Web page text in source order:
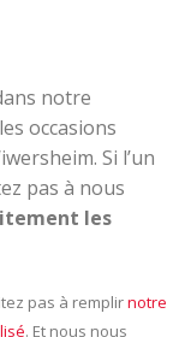
notre
occasions
Si l’un
pas à nous
les
pas à remplirnotre
. Et nous nous